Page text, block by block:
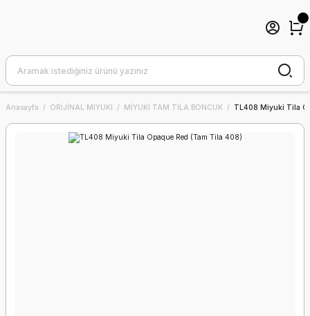
Anasayfa ORİJİNAL MIYUKI MİYUKİ TAM TİLA BONCUK TL408 Miyuki Tila